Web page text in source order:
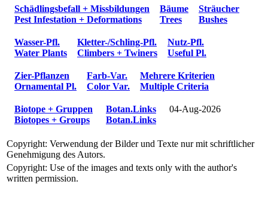
Schädlingsbefall + Missbildungen
Pest Infestation + Deformations
Bäume
Trees
Sträucher
Bushes
Wasser-Pfl.
Water Plants
Kletter-/Schling-Pfl.
Climbers + Twiners
Nutz-Pfl.
Useful Pl.
Zier-Pflanzen
Ornamental Pl.
Farb-Var.
Color Var.
Mehrere Kriterien
Multiple Criteria
Biotope + Gruppen
Biotopes + Groups
Botan.Links
Botan.Links
04-Aug-2026
Copyright: Verwendung der Bilder und Texte nur mit schriftlicher
Genehmigung des Autors.
Copyright: Use of the images and texts only with the author's
written permission.